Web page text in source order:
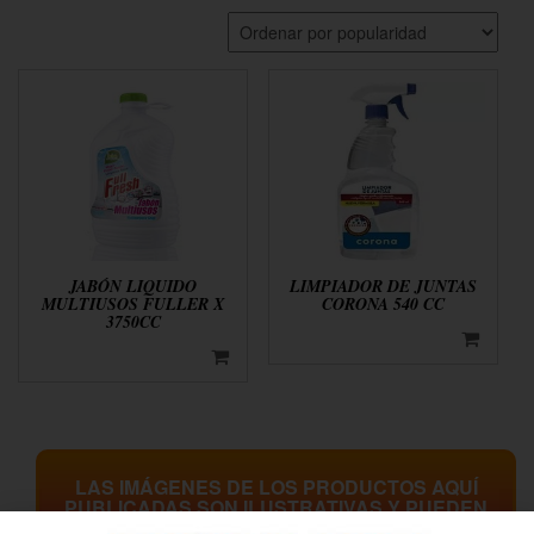
JABÓN LIQUIDO
MULTIUSOS FULLER X
3750CC
LIMPIADOR DE JUNTAS
CORONA 540 CC
LAS IMÁGENES DE LOS PRODUCTOS AQUÍ
PUBLICADAS SON ILUSTRATIVAS Y PUEDEN
DIFERIR LIGERAMENTE DEL PRODUCTO